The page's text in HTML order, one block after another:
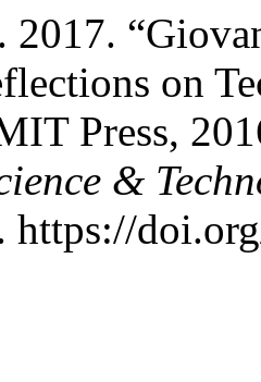
on
Press,
&